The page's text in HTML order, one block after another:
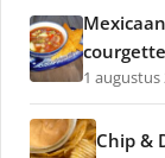
courgette
1 augustus
Chip &